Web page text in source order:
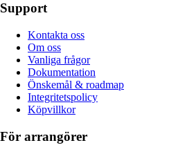
Support
Kontakta oss
Om oss
Vanliga frågor
Dokumentation
Önskemål & roadmap
Integritetspolicy
Köpvillkor
För arrangörer